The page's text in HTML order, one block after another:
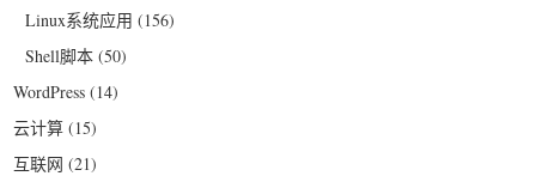
Linux系统应用 (156)
Shell脚本 (50)
WordPress (14)
云计算 (15)
互联网 (21)